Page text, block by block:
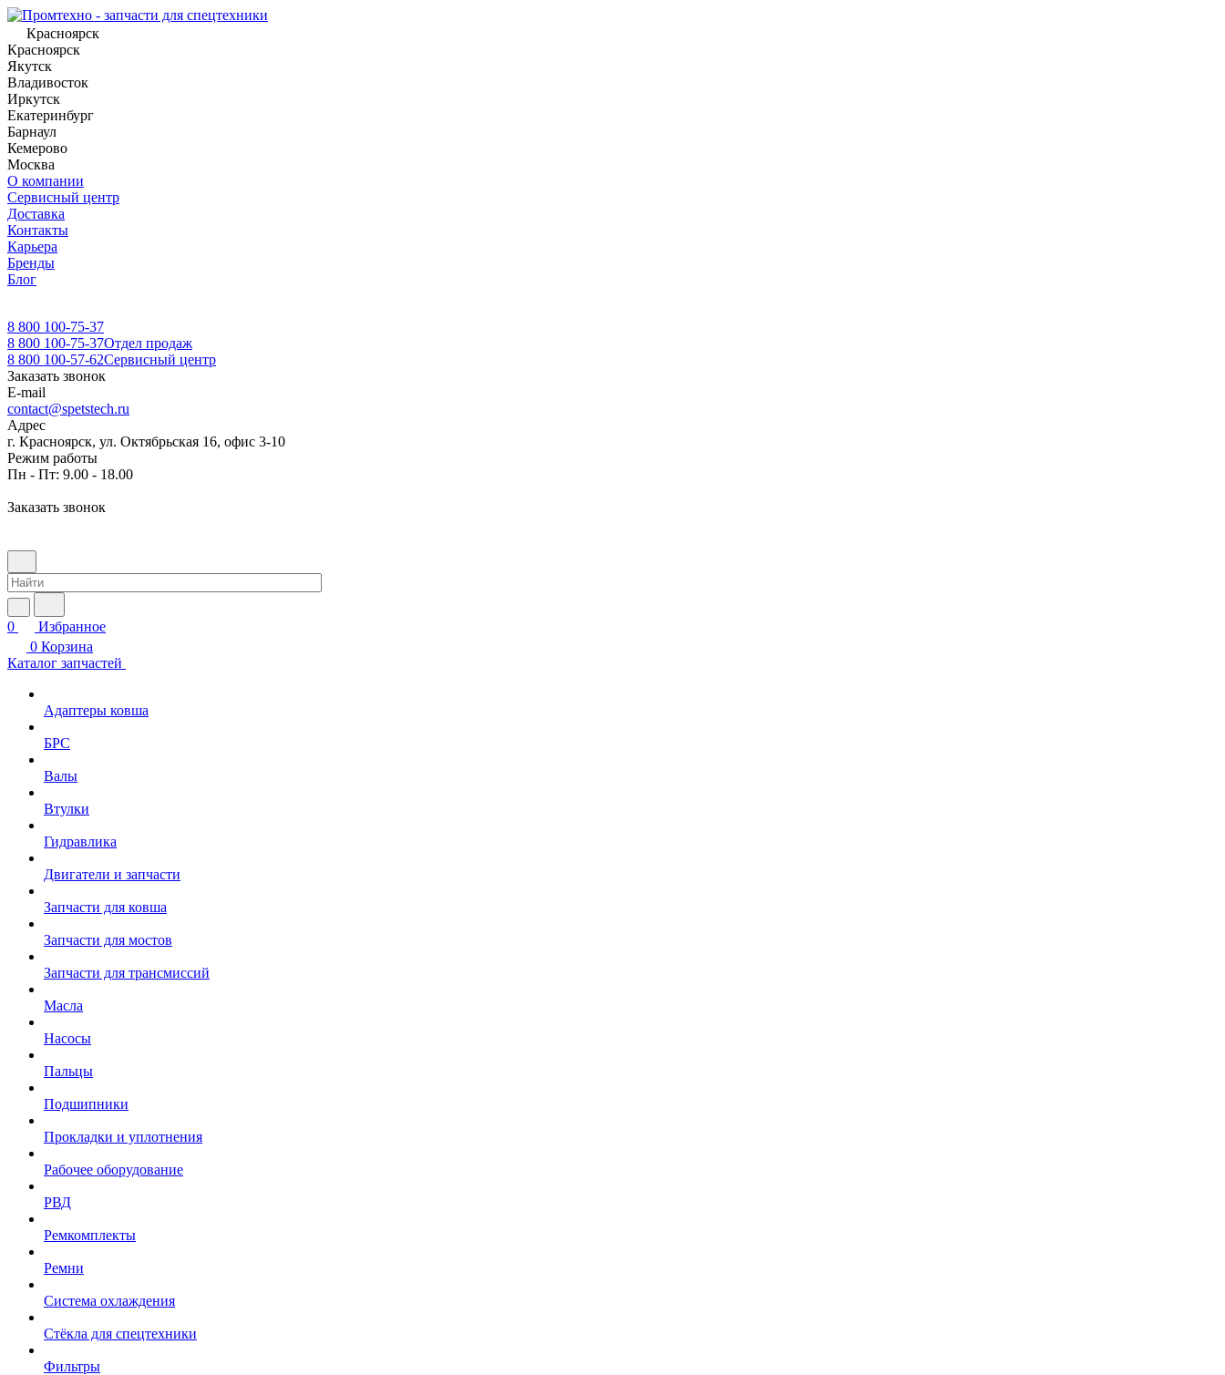
Красноярск
Красноярск
Якутск
Владивосток
Иркутск
Екатеринбург
Барнаул
Кемерово
Москва
О компании
Сервисный центр
Доставка
Контакты
Карьера
Бренды
Блог
8 800 100-75-37
8 800 100-75-37Отдел продаж
8 800 100-57-62Сервисный центр
Заказать звонок
E-mail
contact@spetstech.ru
Адрес
г. Красноярск, ул. Октябрьская 16, офис 3-10
Режим работы
Пн - Пт: 9.00 - 18.00
Заказать звонок
0
Избранное
0 Корзина
Каталог запчастей
Адаптеры ковша
БРС
Валы
Втулки
Гидравлика
Двигатели и запчасти
Запчасти для ковша
Запчасти для мостов
Запчасти для трансмиссий
Масла
Насосы
Пальцы
Подшипники
Прокладки и уплотнения
Рабочее оборудование
РВД
Ремкомплекты
Ремни
Система охлаждения
Стёкла для спецтехники
Фильтры